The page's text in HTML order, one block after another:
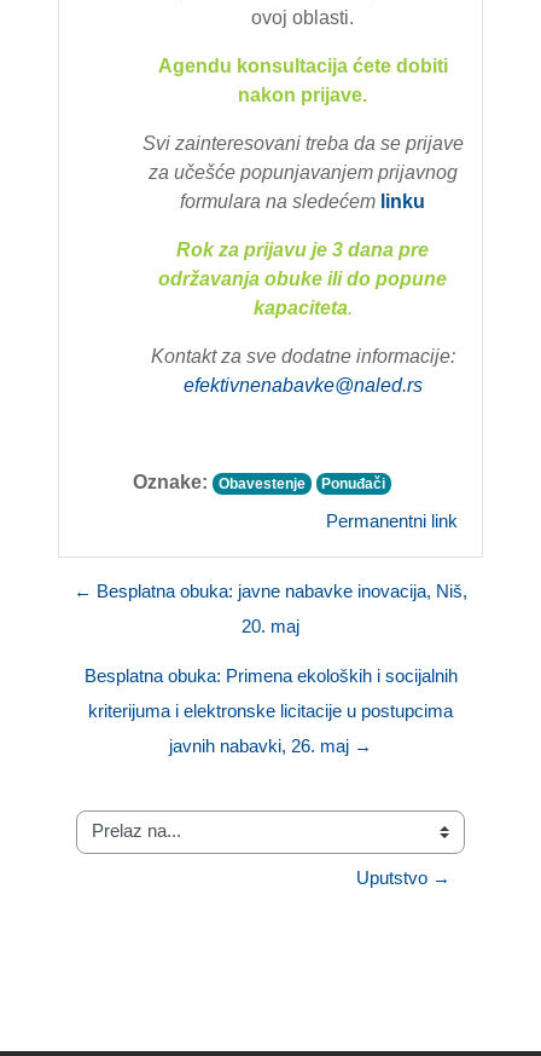
ovoj oblasti.
Agendu konsultacija ćete dobiti
nakon prijave.
Svi zainteresovani treba da se prijave
za učešće popunjavanjem prijavnog
formulara na sledećem linku
Rok za prijavu je 3 dana pre
održavanja obuke ili do popune
kapaciteta.
Kontakt za sve dodatne informacije:
efektivnenabavke@naled.rs
Oznake: Obavestenje Ponuđači
Permanentni link
← Besplatna obuka: javne nabavke inovacija, Niš,
20. maj
Besplatna obuka: Primena ekoloških i socijalnih
kriterijuma i elektronske licitacije u postupcima
javnih nabavki, 26. maj →
Prelaz na...
Uputstvo →